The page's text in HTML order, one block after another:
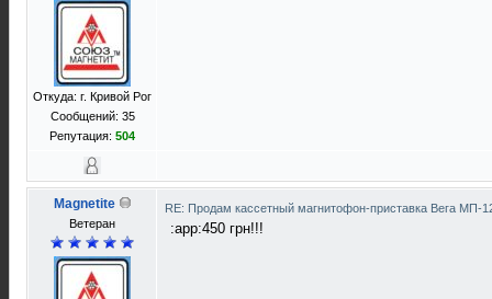
Откуда: г. Кривой Рог
Сообщений: 35
Репутация: 504
Magnetite
Ветеран
RE: Продам кассетный магнитофон-приставка Вега МП-
:app:450 грн!!!